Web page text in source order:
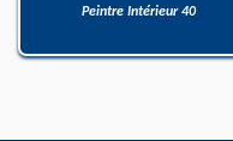
Peintre Intérieur 40